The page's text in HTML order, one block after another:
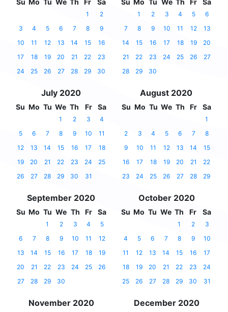
Su Mo Tu We Th Fr Sa
1
2
3
4 5 6 7 8
9
10
11 12 13 14 15
16
17
18 19 20 21 22
23
24
25 26 27 28 29 30
Su Mo Tu We Th Fr Sa
1 2 3 4 5
6
7
8 9 10 11 12
13
14
15 16 17 18 19
20
21
22 23 24 25 26
27
28
29 30
July 2020
Su Mo Tu We Th Fr Sa
1 2 3
4
5
6 7 8 9 10
11
12
13 14 15 16 17
18
19
20 21 22 23 24
25
26
27 28 29 30 31
August 2020
Su Mo Tu We Th Fr Sa
1
2
3 4 5 6 7
8
9
10 11 12 13 14
15
16
17 18 19 20 21
22
23
24 25 26 27 28 29
September 2020
Su Mo Tu We Th Fr Sa
1 2 3 4
5
6
7 8 9 10 11
12
13
14 15 16 17 18
19
20
21 22 23 24 25
26
27
28 29 30
October 2020
Su Mo Tu We Th Fr Sa
1 2
3
4
5 6 7 8 9
10
11
12 13 14 15 16
17
18
19 20 21 22 23
24
25
26 27 28 29 30 31
November 2020 December 2020